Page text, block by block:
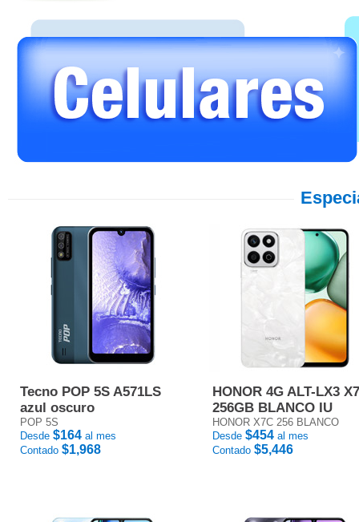
Tecno POP 5S A571LS
azul oscuro
POP 5S
Desde $164 al mes
Contado $1,968
HONOR 4G ALT-LX3
256GB BLANCO IU
HONOR X7C 256 BLANCO
Desde $454 al mes
Contado $5,446